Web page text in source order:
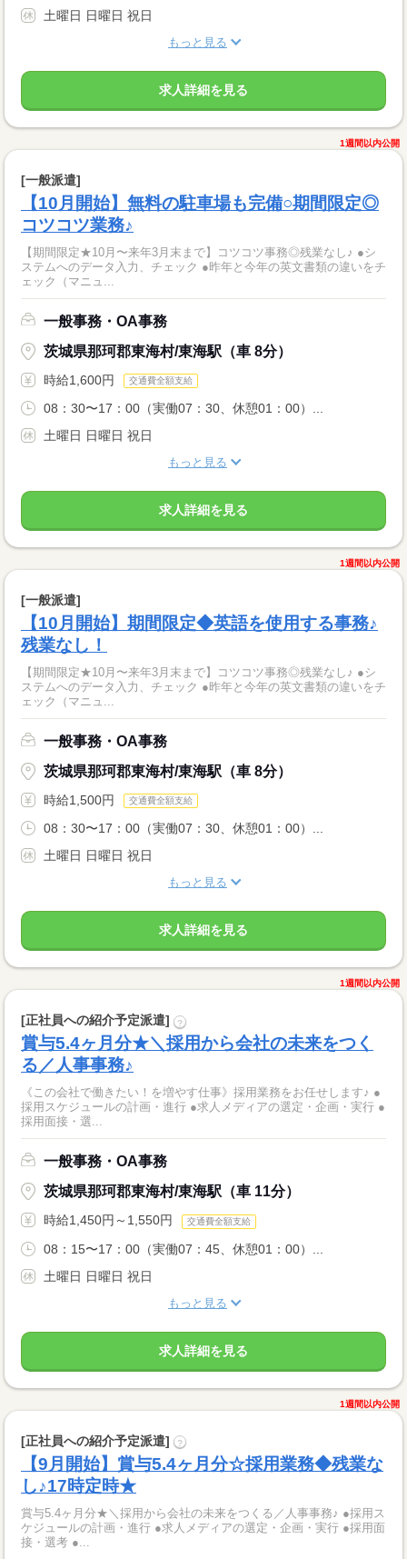
土曜日 日曜日 祝日
もっと見る
求人詳細を見る
1週間以内公開
[一般派遣]
【10月開始】無料の駐車場も完備○期間限定◎
コツコツ業務♪
【期間限定★10月〜来年3月末まで】コツコツ事務◎残業なし♪ ●シ
ステムへのデータ入力、チェック ●昨年と今年の英文書類の違いをチ
ェック（マニュ...
一般事務・OA事務
茨城県那珂郡東海村/東海駅（車 8分）
時給1,600円 交通費全額支給
08：30〜17：00（実働07：30、休憩01：00）...
土曜日 日曜日 祝日
もっと見る
求人詳細を見る
1週間以内公開
[一般派遣]
【10月開始】期間限定◆英語を使用する事務♪
残業なし！
【期間限定★10月〜来年3月末まで】コツコツ事務◎残業なし♪ ●シ
ステムへのデータ入力、チェック ●昨年と今年の英文書類の違いをチ
ェック（マニュ...
一般事務・OA事務
茨城県那珂郡東海村/東海駅（車 8分）
時給1,500円 交通費全額支給
08：30〜17：00（実働07：30、休憩01：00）...
土曜日 日曜日 祝日
もっと見る
求人詳細を見る
1週間以内公開
[正社員への紹介予定派遣] ?
賞与5.4ヶ月分★＼採用から会社の未来をつく
る／人事事務♪
《この会社で働きたい！を増やす仕事》採用業務をお任せします♪ ●
採用スケジュールの計画・進行 ●求人メディアの選定・企画・実行 ●
採用面接・選...
一般事務・OA事務
茨城県那珂郡東海村/東海駅（車 11分）
時給1,450円～1,550円 交通費全額支給
08：15〜17：00（実働07：45、休憩01：00）...
土曜日 日曜日 祝日
もっと見る
求人詳細を見る
1週間以内公開
[正社員への紹介予定派遣] ?
【9月開始】賞与5.4ヶ月分☆採用業務◆残業な
し♪17時定時★
賞与5.4ヶ月分★＼採用から会社の未来をつくる／人事事務♪ ●採用ス
ケジュールの計画・進行 ●求人メディアの選定・企画・実行 ●採用面
接・選考 ●...